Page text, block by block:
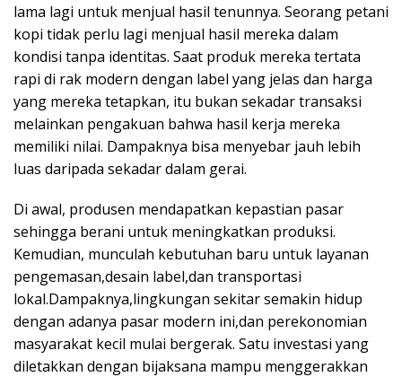
lama lagi untuk menjual hasil tenunnya. Seorang petani
kopi tidak perlu lagi menjual hasil mereka dalam
kondisi tanpa identitas. Saat produk mereka tertata
rapi di rak modern dengan label yang jelas dan harga
yang mereka tetapkan, itu bukan sekadar transaksi
melainkan pengakuan bahwa hasil kerja mereka
memiliki nilai. Dampaknya bisa menyebar jauh lebih
luas daripada sekadar dalam gerai.
Di awal, produsen mendapatkan kepastian pasar
sehingga berani untuk meningkatkan produksi.
Kemudian, munculah kebutuhan baru untuk layanan
pengemasan,desain label,dan transportasi
lokal.Dampaknya,lingkungan sekitar semakin hidup
dengan adanya pasar modern ini,dan perekonomian
masyarakat kecil mulai bergerak. Satu investasi yang
diletakkan dengan bijaksana mampu menggerakkan